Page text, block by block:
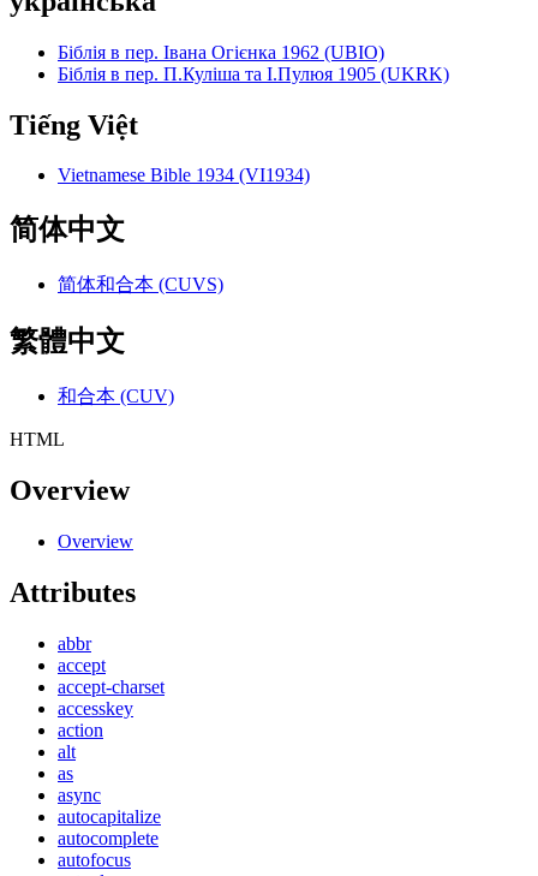
Біблія в пер. Івана Огієнка 1962 (UBIO)
Біблія в пер. П.Куліша та І.Пулюя 1905 (UKRK)
Tiếng Việt
Vietnamese Bible 1934 (VI1934)
简体中文
简体和合本 (CUVS)
繁體中文
和合本 (CUV)
HTML
Overview
Overview
Attributes
abbr
accept
accept-charset
accesskey
action
alt
as
async
autocapitalize
autocomplete
autofocus